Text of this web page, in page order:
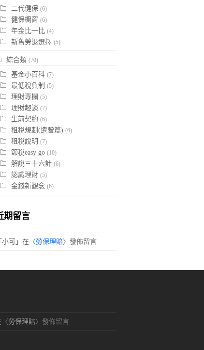
二代健保 (6)
健保櫥窗 (6)
年金比一比 (4)
新舊勞退選擇 (5)
綜合類 (70)
基金小百科 (7)
最低稅負制 (5)
理財專欄 (5)
理財趣談 (7)
生前契約 (6)
租稅規劃(遺贈篇) (6)
租稅說明 (7)
節稅easy go (10)
解說三十六計 (6)
認識理財 (5)
金錢新觀念 (6)
期留言
小可 」在〈勞保理賠〉發佈留言
〈勞保理賠〉發佈留言